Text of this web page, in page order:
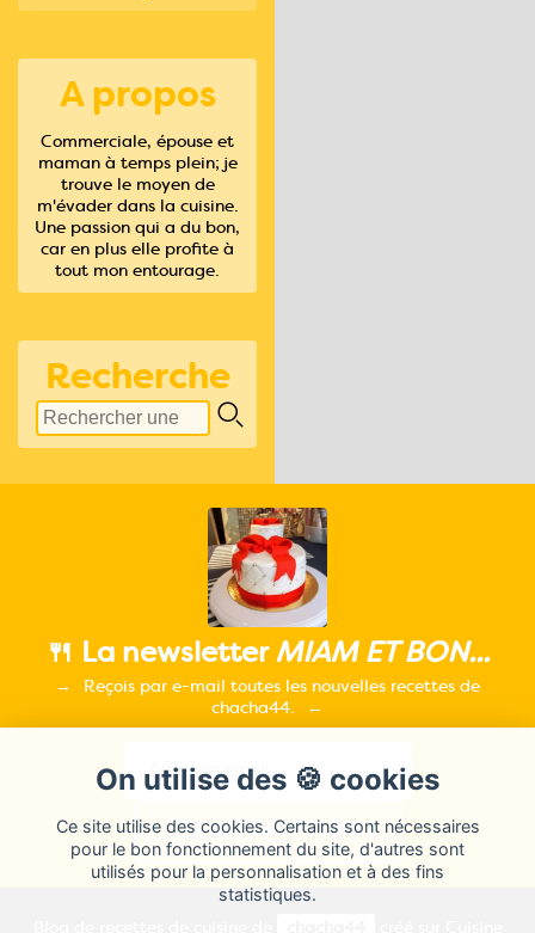
A propos
Commerciale, épouse et
maman à temps plein; je
trouve le moyen de
m'évader dans la cuisine.
Une passion qui a du bon,
car en plus elle profite à
tout mon entourage.
Recherche
On utilise des 🍪 cookies
Ce site utilise des cookies. Certains sont nécessaires
pour le bon fonctionnement du site, d'autres sont
utilisés pour la personnalisation et à des fins
statistiques.
🍴 La newsletterMIAM ET BON...
Reçois par e-mail toutes les nouvelles recettes de
chacha44.